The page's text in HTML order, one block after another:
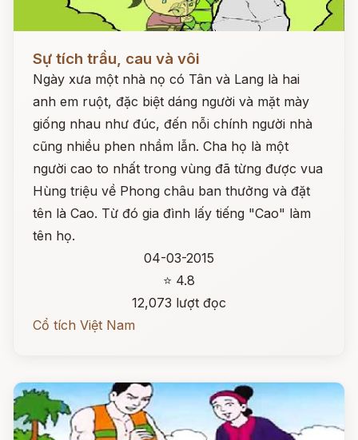
Sự tích trầu, cau và vôi
Ngày xưa một nhà nọ có Tân và Lang là hai
anh em ruột, đặc biệt dáng người và mặt mày
giống nhau như đúc, đến nỗi chính người nhà
cũng nhiều phen nhầm lẫn. Cha họ là một
người cao to nhất trong vùng đã từng được vua
Hùng triệu về Phong châu ban thưởng và đặt
tên là Cao. Từ đó gia đình lấy tiếng "Cao" làm
tên họ.
04-03-2015
⭐ 4.8
12,073 lượt đọc
Cổ tích Việt Nam